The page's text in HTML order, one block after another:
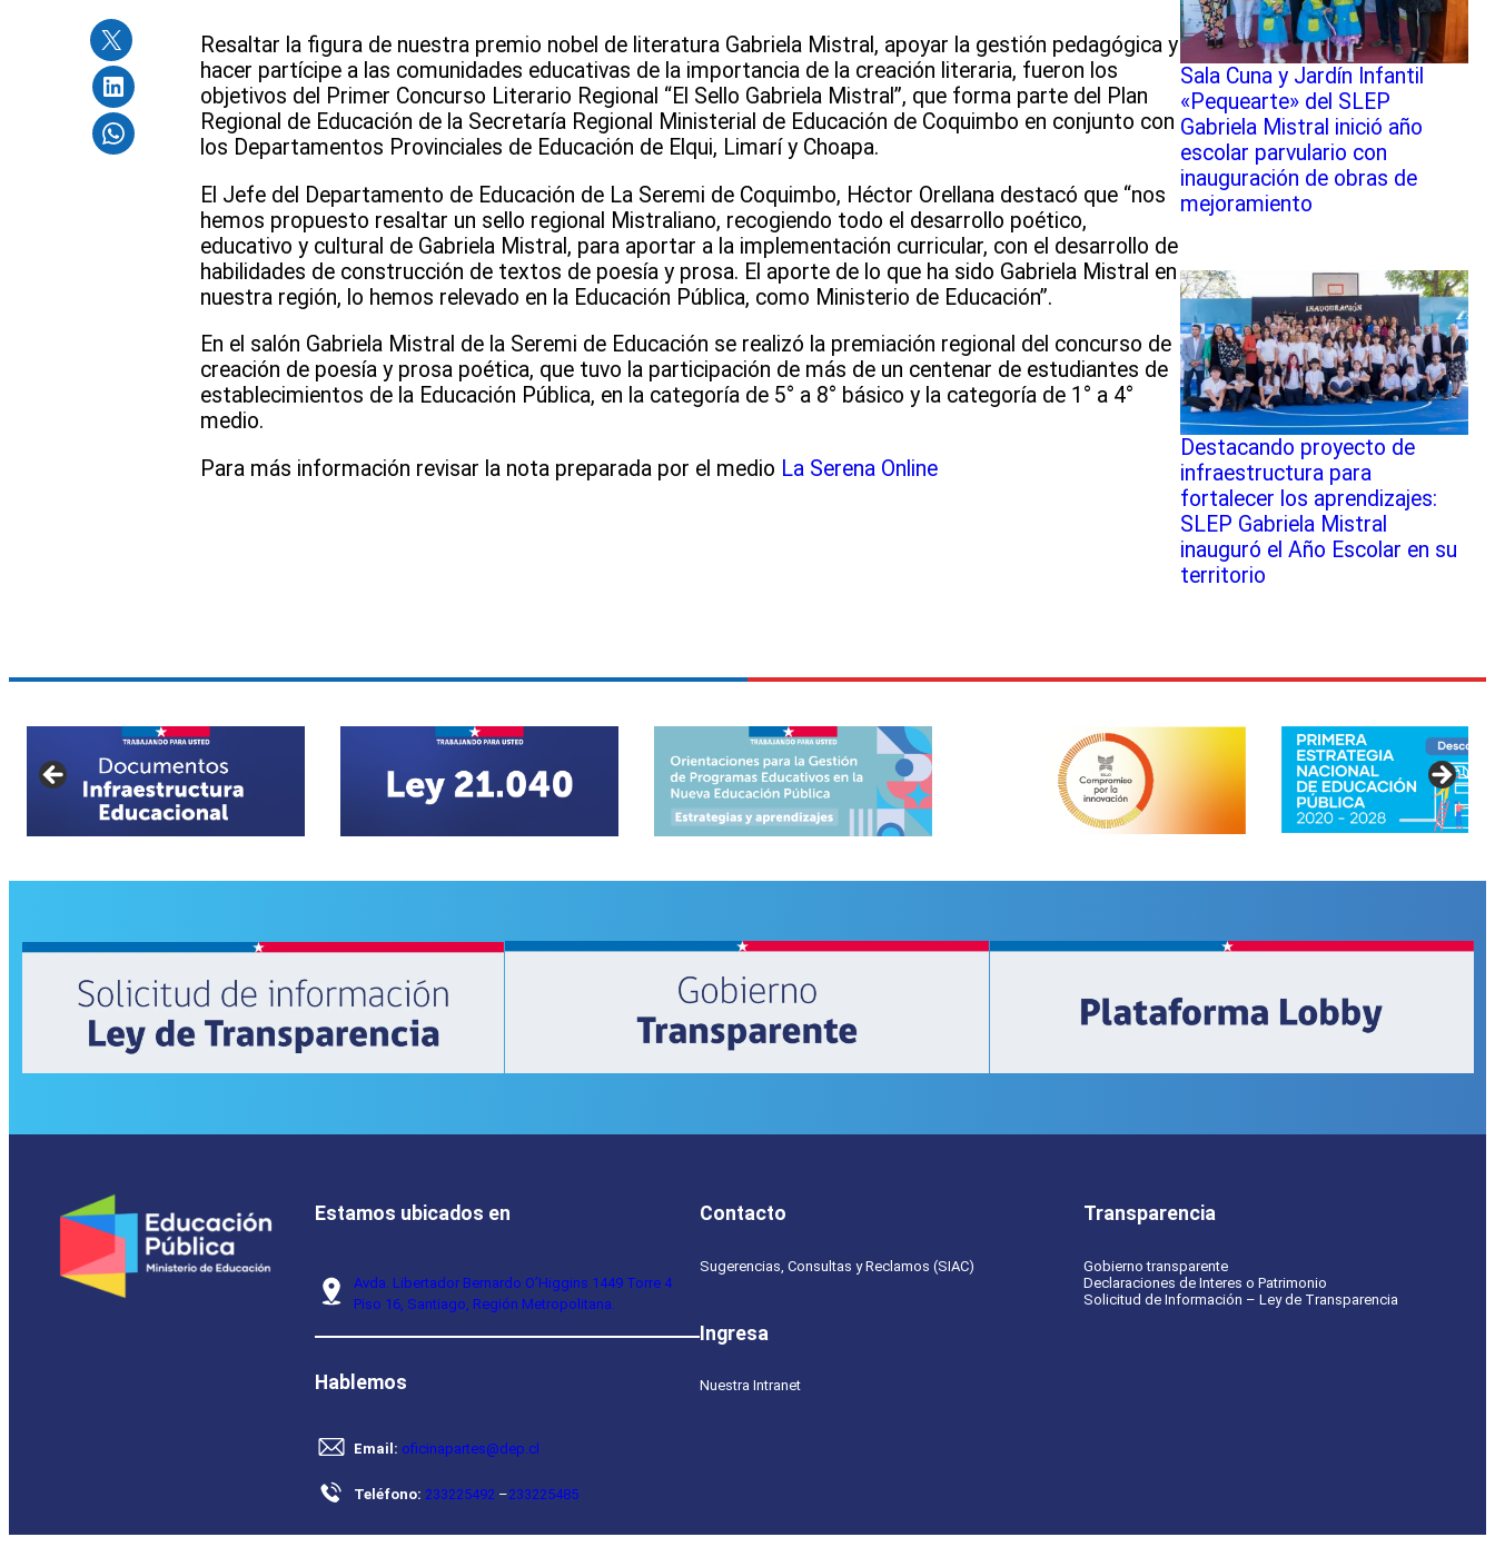
Resaltar la figura de nuestra premio nobel de literatura Gabriela Mistral, apoyar la gestión pedagógica y
hacer partícipe a las comunidades educativas de la importancia de la creación literaria, fueron los
objetivos del Primer Concurso Literario Regional “El Sello Gabriela Mistral”, que forma parte del Plan
Regional de Educación de la Secretaría Regional Ministerial de Educación de Coquimbo en conjunto con
los Departamentos Provinciales de Educación de Elqui, Limarí y Choapa.
El Jefe del Departamento de Educación de La Seremi de Coquimbo, Héctor Orellana destacó que “nos
hemos propuesto resaltar un sello regional Mistraliano, recogiendo todo el desarrollo poético,
educativo y cultural de Gabriela Mistral, para aportar a la implementación curricular, con el desarrollo de
habilidades de construcción de textos de poesía y prosa. El aporte de lo que ha sido Gabriela Mistral en
nuestra región, lo hemos relevado en la Educación Pública, como Ministerio de Educación”.
En el salón Gabriela Mistral de la Seremi de Educación se realizó la premiación regional del concurso de
creación de poesía y prosa poética, que tuvo la participación de más de un centenar de estudiantes de
establecimientos de la Educación Pública, en la categoría de 5° a 8° básico y la categoría de 1° a 4°
medio.
Para más información revisar la nota preparada por el medio La Serena Online
Sala Cuna y Jardín Infantil
«Pequearte» del SLEP
Gabriela Mistral inició año
escolar parvulario con
inauguración de obras de
mejoramiento
Destacando proyecto de
infraestructura para
fortalecer los aprendizajes:
SLEP Gabriela Mistral
inauguró el Año Escolar en su
territorio
Estamos ubicados en
Avda. Libertador Bernardo O’Higgins 1449 Torre 4
Piso 16, Santiago, Región Metropolitana.
Hablemos
Email: oficinapartes@dep.cl
Teléfono: 233225492 –233225485
Contacto
Sugerencias, Consultas y Reclamos (SIAC)
Ingresa
Nuestra Intranet
Transparencia
Gobierno transparente
Declaraciones de Interes o Patrimonio
Solicitud de Información – Ley de Transparencia